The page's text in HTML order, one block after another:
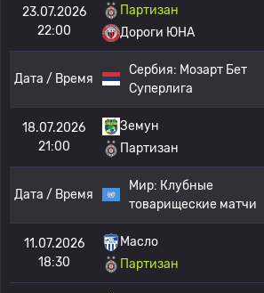
23.07.2026
22:00
Партизан
Дороги ЮНА
Дата / Время
Сербия: Мозарт Бет
Суперлига
18.07.2026
21:00
Земун
Партизан
Дата / Время
Мир: Клубные
товарищеские матчи
11.07.2026
18:30
Масло
Партизан